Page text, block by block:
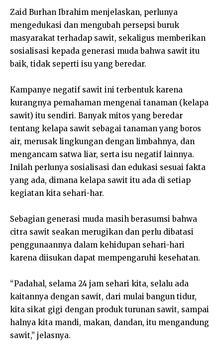
Zaid Burhan Ibrahim menjelaskan, perlunya
mengedukasi dan mengubah persepsi buruk
masyarakat terhadap sawit, sekaligus memberikan
sosialisasi kepada generasi muda bahwa sawit itu
baik, tidak seperti isu yang beredar.
Kampanye negatif sawit ini terbentuk karena
kurangnya pemahaman mengenai tanaman (kelapa
sawit) itu sendiri. Banyak mitos yang beredar
tentang kelapa sawit sebagai tanaman yang boros
air, merusak lingkungan dengan limbahnya, dan
mengancam satwa liar, serta isu negatif lainnya.
Inilah perlunya sosialisasi dan edukasi sesuai fakta
yang ada, dimana kelapa sawit itu ada di setiap
kegiatan kita sehari-har.
Sebagian generasi muda masih berasumsi bahwa
citra sawit seakan merugikan dan perlu dibatasi
penggunaannya dalam kehidupan sehari-hari
karena diisukan dapat mempengaruhi kesehatan.
“Padahal, selama 24 jam sehari kita, selalu ada
kaitannya dengan sawit, dari mulai bangun tidur,
kita sikat gigi dengan produk turunan sawit, sampai
halnya kita mandi, makan, dandan, itu mengandung
sawit,” jelasnya.